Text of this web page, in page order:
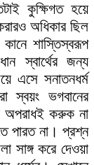
কুক্ষিগত হয়ে
অধিকার ছিল
শাস্তিস্বরূপ
স্বার্থের জন্য
এসে সনাতনধর্ম
স্বয়ং ভগবানের
অপরাধই করুক না
পারত না। প্রশ্ন
সাঙ্গ করে দেওয়া